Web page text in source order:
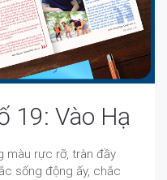
19: Vào Hạ
màu rực rỡ, tràn đầy
sống động ấy, chắc